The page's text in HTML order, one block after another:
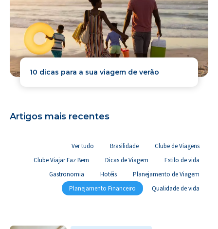
10 dicas para a sua viagem de verão
Artigos mais recentes
Ver tudo Brasilidade
Clube de Viagens
Clube Viajar Faz Bem
Dicas de Viagem
Estilo de vida
Gastronomia
Hotéis
Planejamento de Viagem
Planejamento Financeiro
Qualidade de vida